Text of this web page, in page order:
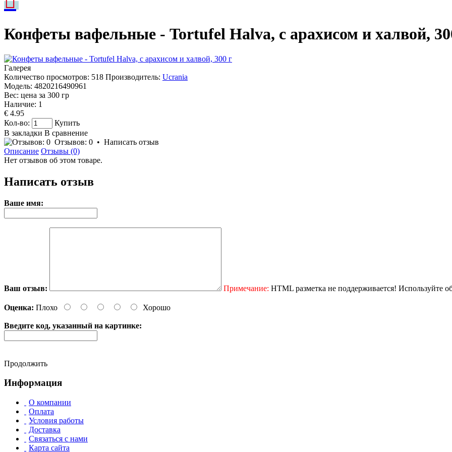
Конфеты вафельные - Tortufel Halva, с арахисом и халвой,
Галерея
Количество просмотров: 518 Производитель: Ucrania
Модель: 4820216490961
Вес: цена за 300 гр
Наличие: 1
€ 4.95
Кол-во:
Купить
В закладки В сравнение
Отзывов: 0 • Написать отзыв
Описание Отзывы (0)
Нет отзывов об этом товаре.
Написать отзыв
Ваше имя:
Ваш отзыв: Примечание: HTML разметка не поддерживается! Используйте
Оценка: Плохо Хорошо
Введите код, указанный на картинке:
Продолжить
Информация
О компании
Оплата
Условия работы
Доставка
Связаться с нами
Карта сайта